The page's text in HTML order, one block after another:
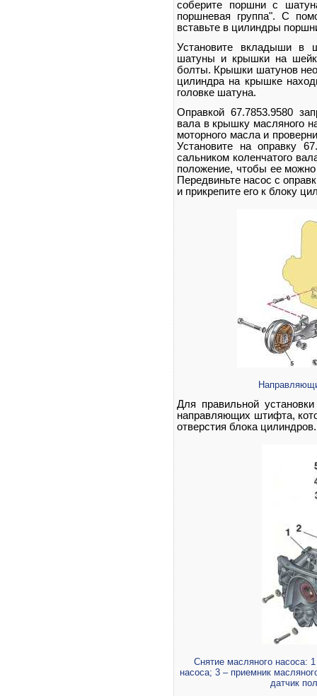
соберите поршни с
поршневая группа". С
вставьте в цилиндры
Установите вкладыши в
шатуны и крышки на
болты. Крышки шатунов
цилиндра на крышке
головке шатуна.
Оправкой 67.7853.9580
вала в крышку масляного
моторного масла и
Установите на оправку
сальником коленчатого
положение, чтобы ее
Передвиньте насос с
и прикрепите его к блоку
Для правильной
направляющих штифта,
отверстия блока цилиндров.
Снятие масляного насоса:
насоса; 3 – приемник
датчик